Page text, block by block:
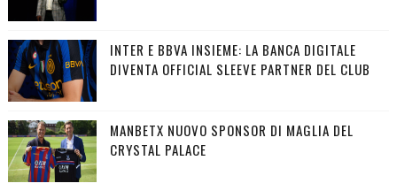
INTER E BBVA INSIEME: LA BANCA DIGITALE
DIVENTA OFFICIAL SLEEVE PARTNER DEL CLUB
MANBETX NUOVO SPONSOR DI MAGLIA DEL
CRYSTAL PALACE